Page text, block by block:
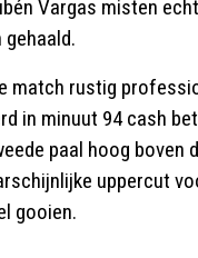
Vargas misten
match rustig
in minuut 94 cash
paal hoog boven
uppercut
gooien.